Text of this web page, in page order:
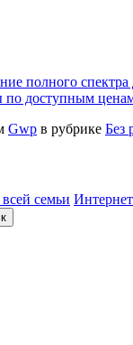
полного
по доступным
Gwp в рубрике Без
семьи